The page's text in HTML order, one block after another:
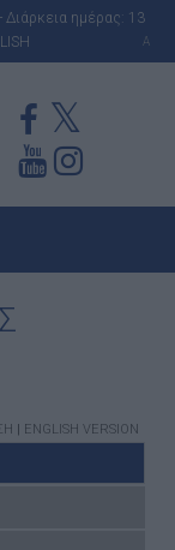
Διάρκεια ημέρας: 13
A
| ENGLISH VERSION